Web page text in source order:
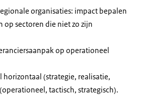
organisaties: impact bepalen
op sectoren die niet zo zijn
op operationeel
horizontaal (strategie, realisatie,
tactisch, strategisch).